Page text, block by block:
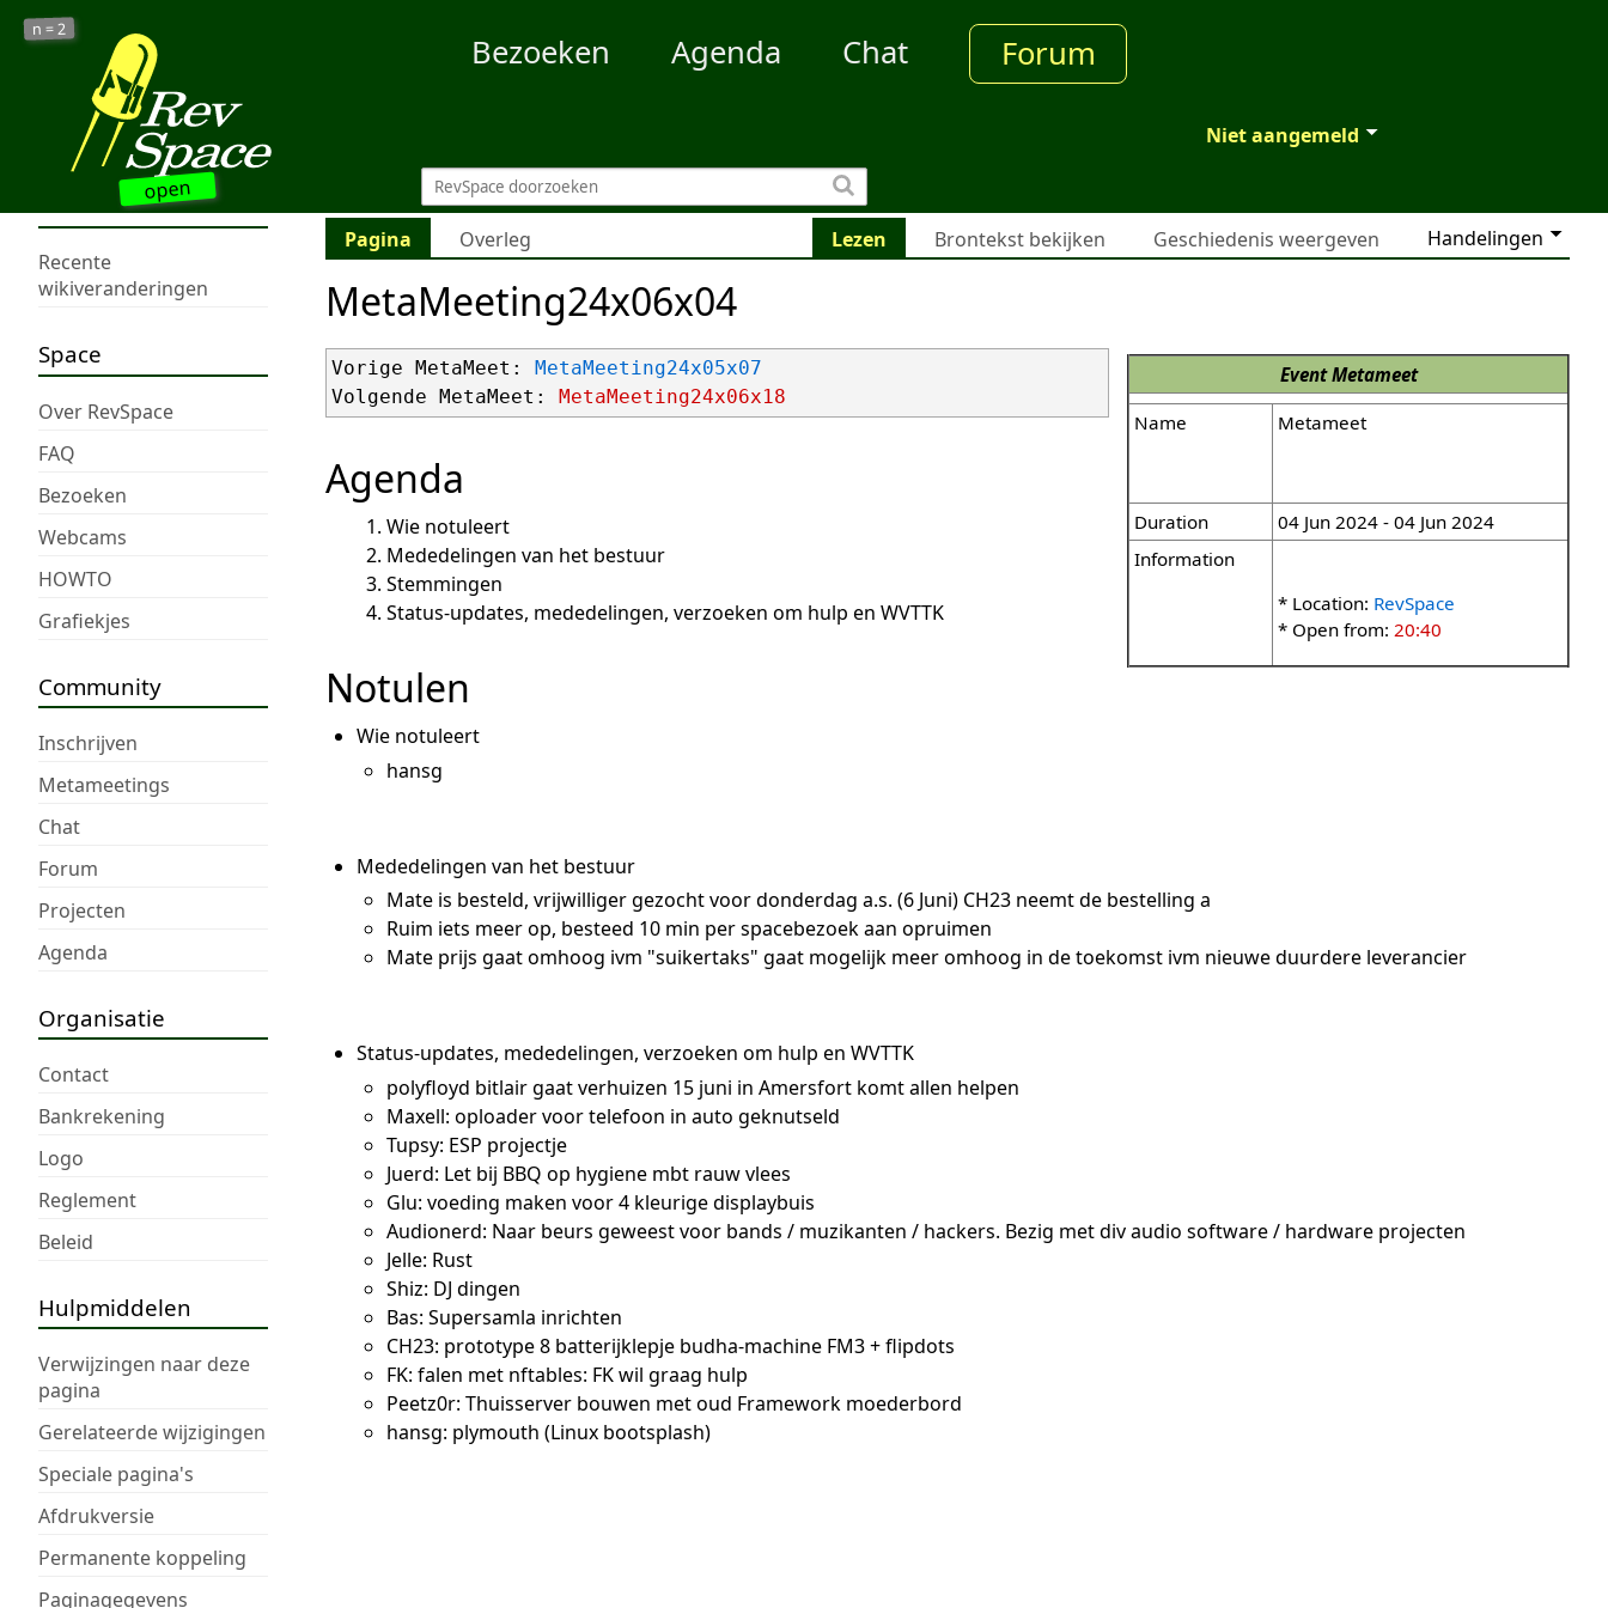
open
n =2
Bezoeken Agenda Chat Forum
Niet aangemeld
Recente
wikiveranderingen
Space
Over RevSpace
FAQ
Bezoeken
Webcams
HOWTO
Grafiekjes
Community
Inschrijven
Metameetings
Chat
Forum
Projecten
Agenda
Organisatie
Contact
Bankrekening
Logo
Reglement
Beleid
Hulpmiddelen
Verwijzingen naar deze
pagina
Gerelateerde wijzigingen
Speciale pagina's
Afdrukversie
Permanente koppeling
Paginagegevens
Pagina Overleg Handelingen
Lezen Brontekst bekijken Geschiedenis weergeven
MetaMeeting24x06x04
EventMetameet
Name
Metameet
Duration
04 Jun 2024 - 04 Jun 2024
Information
* Location: RevSpace
* Open from: 20:40
Vorige MetaMeet:
MetaMeeting24x05x07
Volgende MetaMeet:
MetaMeeting24x06x18
Agenda
Wie notuleert
Mededelingen van het bestuur
Stemmingen
Status-updates, mededelingen, verzoeken om hulp en WVTTK
Notulen
Wie notuleert
hansg
Mededelingen van het bestuur
Mate is besteld, vrijwilliger gezocht voor donderdag a.s. (6 Juni) CH23 neemt de bestelling a
Ruim iets meer op, besteed 10 min per spacebezoek aan opruimen
Mate prijs gaat omhoog ivm "suikertaks" gaat mogelijk meer omhoog in de toekomst ivm nieuwe duurdere leverancier
Status-updates, mededelingen, verzoeken om hulp en WVTTK
polyfloyd bitlair gaat verhuizen 15 juni in Amersfort komt allen helpen
Maxell: oploader voor telefoon in auto geknutseld
Tupsy: ESP projectje
Juerd: Let bij BBQ op hygiene mbt rauw vlees
Glu: voeding maken voor 4 kleurige displaybuis
Audionerd: Naar beurs geweest voor bands / muzikanten / hackers. Bezig met div audio software / hardware projecten
Jelle: Rust
Shiz: DJ dingen
Bas: Supersamla inrichten
CH23: prototype 8 batterijklepje budha-machine FM3 + flipdots
FK: falen met nftables: FK wil graag hulp
Peetz0r: Thuisserver bouwen met oud Framework moederbord
hansg: plymouth (Linux bootsplash)